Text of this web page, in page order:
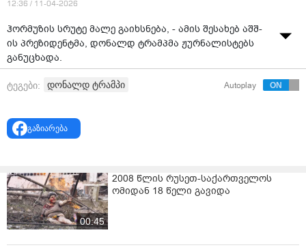
12:36 / 11-04-2026
ჰორმუზის სრუტე მალე გაიხსნება, - ამის შესახებ აშშ-
ის პრეზიდენტმა, დონალდ ტრამპმა ჟურნალისტებს
განუცხადა.
დონალდ ტრამპის განცხადებით, ირანთან
„არანაირი ბირთვული იარაღი. ეს შეთანხმების 99%-
ასევე, ტრამპის თქმით, ჰორმუზის სრუტე
„ავტომატურად გაიხსნება“.
„სრუტეს ჩვენ არ ვიყენებთ. მას სხვა ქვეყნები იყენებენ.
ის საკმაოდ მალე გაიხსნება“, - აღნიშნა აშშ-ის
ტეგები: დონალდ ტრამპი Autoplay
გაზიარება
00:45
2008 წლის რუსეთ-საქართველოს
ომიდან 18 წელი გავიდა